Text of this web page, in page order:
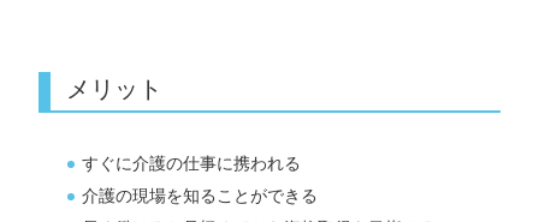
メリット
すぐに介護の仕事に携われる
介護の現場を知ることができる